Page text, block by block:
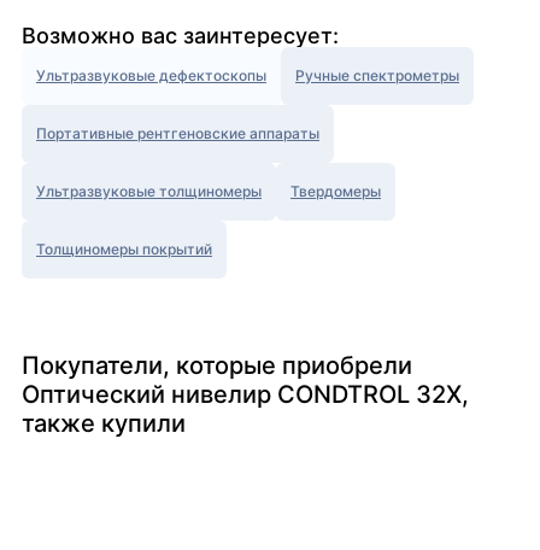
Возможно вас заинтересует:
Ультразвуковые дефектоскопы Ручные спектрометры
Портативные рентгеновские аппараты
Ультразвуковые толщиномеры Твердомеры
Толщиномеры покрытий
Покупатели, которые приобрели
Оптический нивелир CONDTROL 32X,
также купили